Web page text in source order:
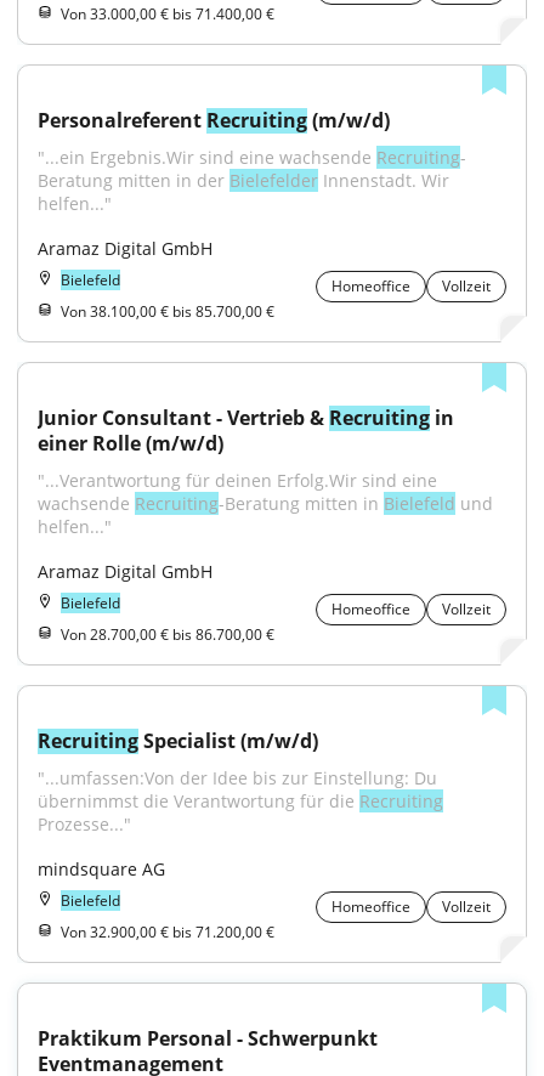
Von 33.000,00 € bis 71.400,00 €
Personalreferent Recruiting (m/w/d)
"...ein Ergebnis.Wir sind eine wachsende Recruiting-
Beratung mitten in der Bielefelder Innenstadt. Wir
helfen..."
Aramaz Digital GmbH
Bielefeld Homeoffice
Vollzeit
Von 38.100,00 € bis 85.700,00 €
Junior Consultant - Vertrieb & Recruiting in
einer Rolle (m/w/d)
"...Verantwortung für deinen Erfolg.Wir sind eine
wachsende Recruiting-Beratung mitten in Bielefeld und
helfen..."
Aramaz Digital GmbH
Bielefeld Homeoffice
Vollzeit
Von 28.700,00 € bis 86.700,00 €
Recruiting Specialist (m/w/d)
"...umfassen:Von der Idee bis zur Einstellung: Du
übernimmst die Verantwortung für die Recruiting
Prozesse..."
mindsquare AG
Bielefeld Homeoffice
Vollzeit
Von 32.900,00 € bis 71.200,00 €
Praktikum Personal - Schwerpunkt
Eventmanagement